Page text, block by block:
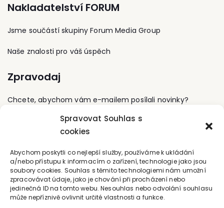
Spravovat Souhlas s
cookies
Abychom poskytli co nejlepší služby, používáme k ukládání
a/nebo přístupu k informacím o zařízení, technologie jako jsou
soubory cookies. Souhlas s těmito technologiemi nám umožní
zpracovávat údaje, jako je chování při procházení nebo
jedinečná ID na tomto webu. Nesouhlas nebo odvolání souhlasu
může nepříznivě ovlivnit určité vlastnosti a funkce.
Nakladatelství FORUM
Jsme součástí skupiny Forum Media Group
Naše znalosti pro váš úspěch
Zpravodaj
Chcete, abychom vám e-mailem posílali novinky?
Přihlaste se k odběru
Kontaktujte nás
office@forum-media.cz
Tel.: +420 251 115 576